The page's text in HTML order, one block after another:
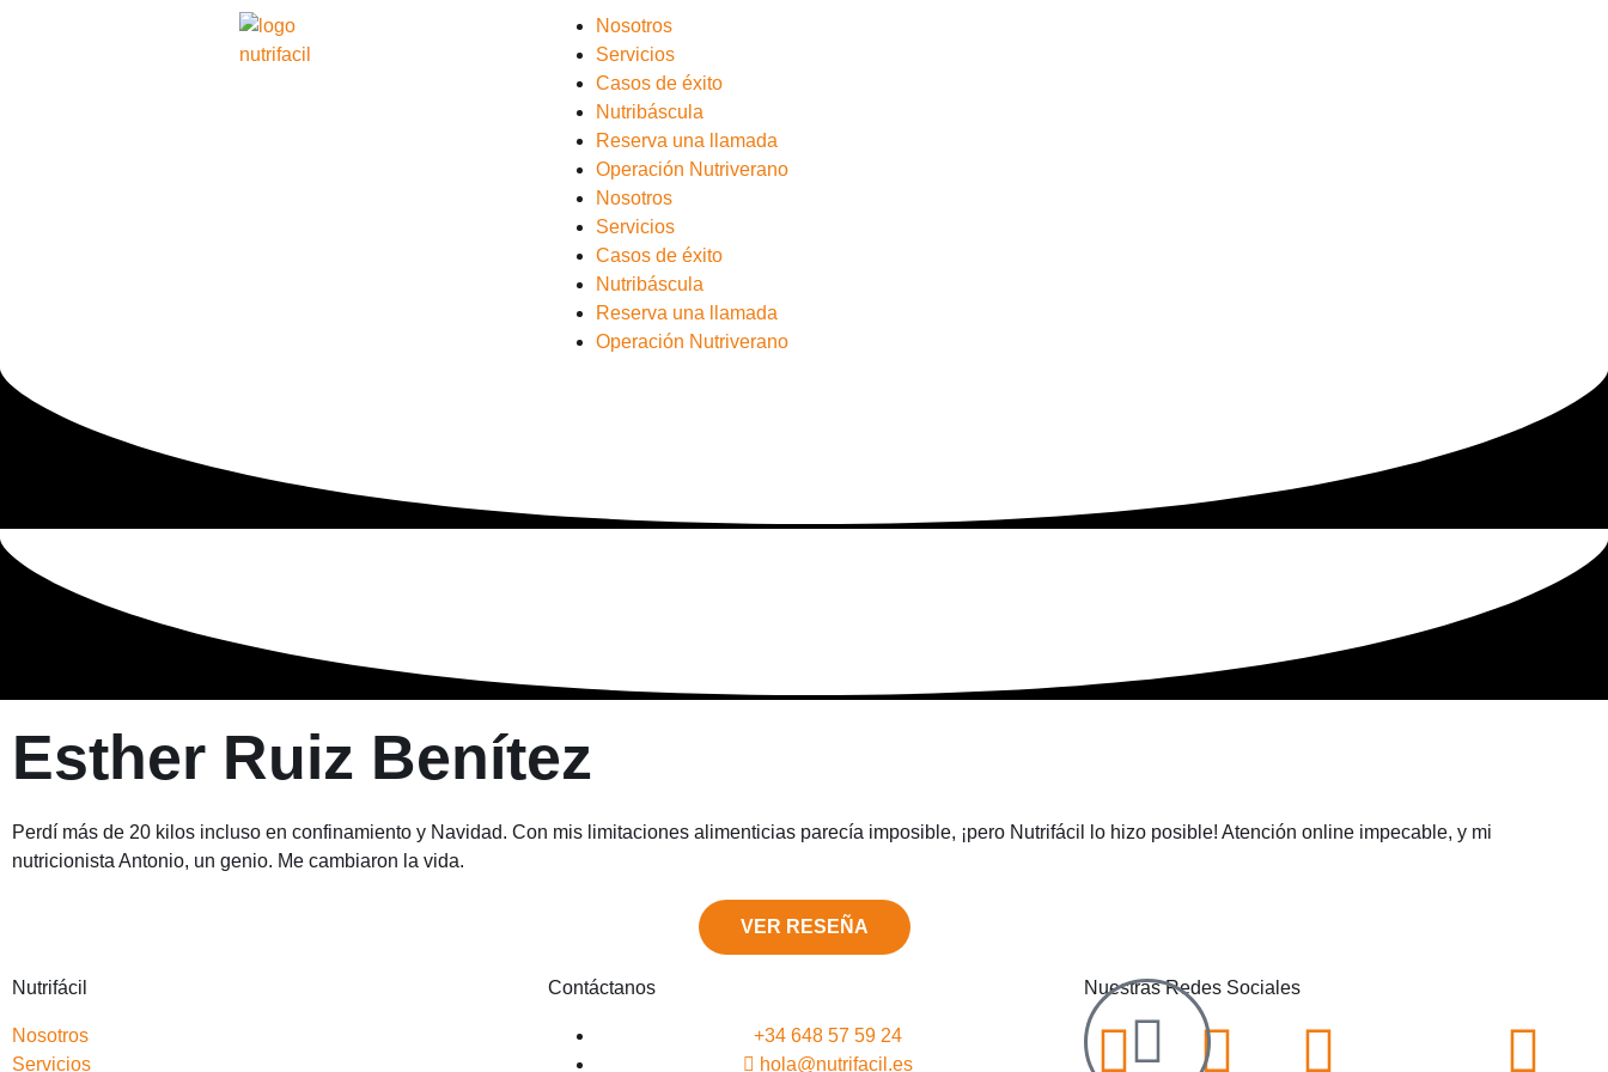
Nosotros
Servicios
Casos de éxito
Nutribáscula
Reserva una llamada
Operación Nutriverano
Nosotros
Servicios
Casos de éxito
Nutribáscula
Reserva una llamada
Operación Nutriverano
Esther Ruiz Benítez
Perdí más de 20 kilos incluso en confinamiento y Navidad. Con mis limitaciones alimenticias parecía imposible, ¡pero Nutrifácil lo hizo posible! Atención online impecable, y mi
nutricionista Antonio, un genio. Me cambiaron la vida.
VER RESEÑA
Nutrifácil
Nosotros
Servicios
Contáctanos
+34 648 57 59 24
hola@nutrifacil.es
Nuestras Redes Sociales